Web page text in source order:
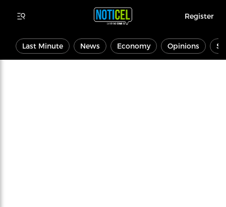
Register
Last Minute News Economy Opinions